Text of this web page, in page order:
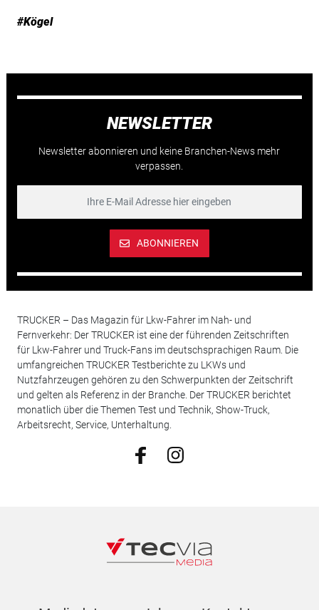
#Kögel
NEWSLETTER
Newsletter abonnieren und keine Branchen-News mehr
verpassen.
ABONNIEREN
TRUCKER – Das Magazin für Lkw-Fahrer im Nah- und
Fernverkehr: Der TRUCKER ist eine der führenden Zeitschriften
für Lkw-Fahrer und Truck-Fans im deutschsprachigen Raum. Die
umfangreichen TRUCKER Testberichte zu LKWs und
Nutzfahrzeugen gehören zu den Schwerpunkten der Zeitschrift
und gelten als Referenz in der Branche. Der TRUCKER berichtet
monatlich über die Themen Test und Technik, Show-Truck,
Arbeitsrecht, Service, Unterhaltung.